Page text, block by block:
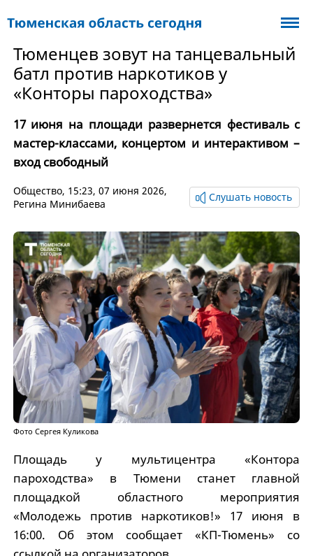
Тюменцев зовут на танцевальный
батл против наркотиков у
«Конторы пароходства»
17 июня на площади развернется фестиваль с
мастер-классами, концертом и интерактивом –
вход свободный
Общество, 15:23, 07 июня 2026,
Регина Минибаева
Слушать новость
Фото Сергея Куликова
Площадь у мультицентра «Контора
пароходства» в Тюмени станет главной
площадкой областного мероприятия
«Молодежь против наркотиков!» 17 июня в
16:00. Об этом сообщает «КП-Тюмень» со